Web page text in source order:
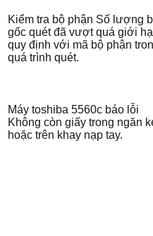
Kiểm tra bộ phận Số lượng
gốc quét đã vượt quá giới
quy định với mã bộ phận
quá trình quét.
Máy toshiba 5560c báo lỗi
Không còn giấy trong ngăn
hoặc trên khay nạp tay.